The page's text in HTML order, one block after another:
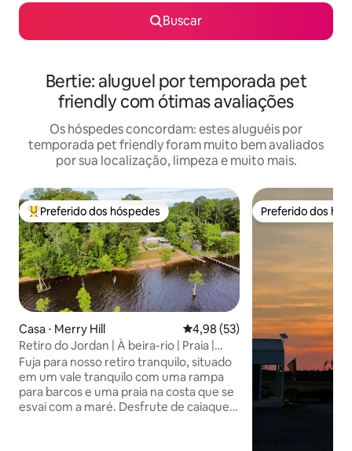
Buscar
Bertie: aluguel por temporada pet
friendly com ótimas avaliações
Os hóspedes concordam: estes aluguéis por
temporada pet friendly foram muito bem avaliados
por sua localização, limpeza e muito mais.
Entre os melhores preferidos dos hóspedes
Preferido dos hóspedes
Casa ⋅ Merry Hill 4,98 de uma avaliação média
4,98 (53)
Retiro do Jordan | À beira-rio | Praia |
Animais de estimação
Fuja para nosso retiro tranquilo, situado
em um vale tranquilo com uma rampa
para barcos e uma praia na costa que se
esvai com a maré. Desfrute de caiaque,
Preferido dos
Preferido dos